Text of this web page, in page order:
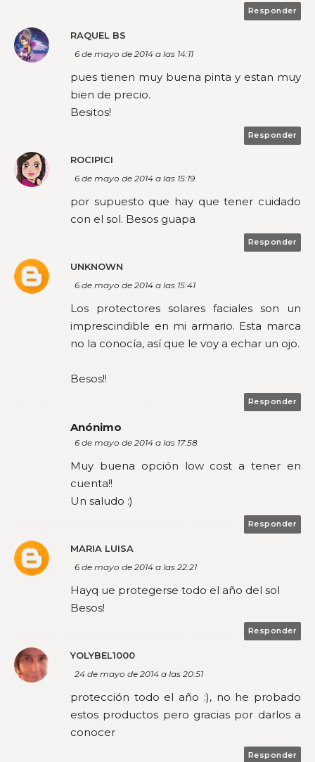
Responder
RAQUEL BS
6 de mayo de 2014 a las 14:11
pues tienen muy buena pinta y estan muy
bien de precio.
Besitos!
Responder
ROCIPICI
6 de mayo de 2014 a las 15:19
por supuesto que hay que tener cuidado
con el sol. Besos guapa
Responder
UNKNOWN
6 de mayo de 2014 a las 15:41
Los protectores solares faciales son un
imprescindible en mi armario. Esta marca
no la conocía, así que le voy a echar un ojo.
Besos!!
Responder
Anónimo
6 de mayo de 2014 a las 17:58
Muy buena opción low cost a tener en
cuenta!!
Un saludo :)
Responder
MARIA LUISA
6 de mayo de 2014 a las 22:21
Hayq ue protegerse todo el año del sol
Besos!
Responder
YOLYBEL1000
24 de mayo de 2014 a las 20:51
protección todo el año :), no he probado
estos productos pero gracias por darlos a
conocer
Responder